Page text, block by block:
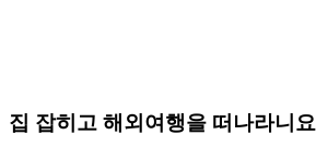
집 잡히고 해외여행을 떠나라니요